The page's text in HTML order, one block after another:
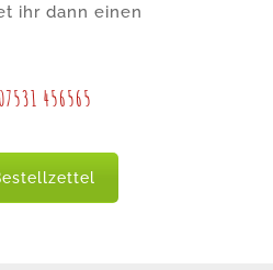
ihr dann einen
456565